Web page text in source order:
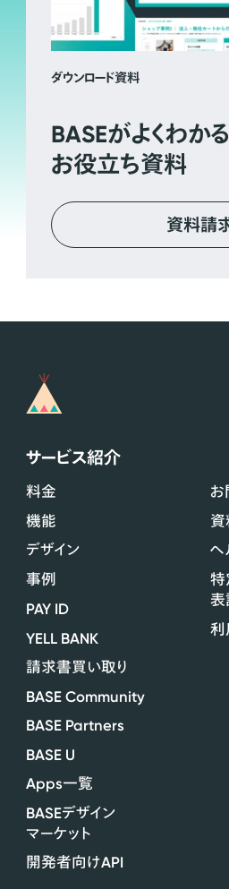
ダウンロード資料
BASEがよくわかる
お役立ち資料
資料請
サービス紹介
料金
機能
デザイン
事例
PAY ID
YELL BANK
請求書買い取り
BASE Community
BASE Partners
BASE U
Apps一覧
BASEデザイン
マーケット
開発者向けAPI
お
資
ヘ
特
表
利